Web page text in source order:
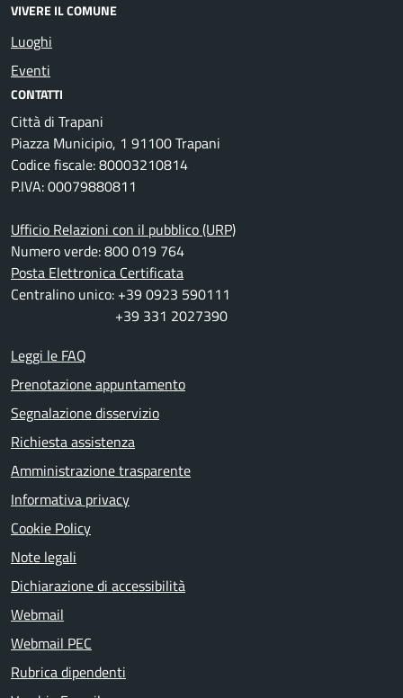
VIVERE IL COMUNE
Luoghi
Eventi
CONTATTI
Città di Trapani
Piazza Municipio, 1 91100 Trapani
Codice fiscale: 80003210814
P.IVA: 00079880811
Ufficio Relazioni con il pubblico (URP)
Numero verde: 800 019 764
Posta Elettronica Certificata
Centralino unico: +39 0923 590111
+39 331 2027390
Leggi le FAQ
Prenotazione appuntamento
Segnalazione disservizio
Richiesta assistenza
Amministrazione trasparente
Informativa privacy
Cookie Policy
Note legali
Dichiarazione di accessibilità
Webmail
Webmail PEC
Rubrica dipendenti